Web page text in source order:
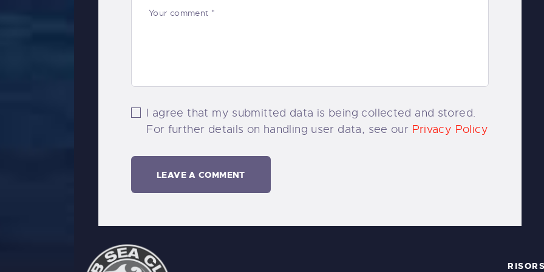
I agree that my submitted data is being collected and stored.
For further details on handling user data, see our Privacy Policy